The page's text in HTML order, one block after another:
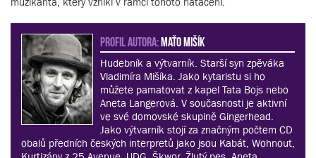
PROFIL AUTORA:Maťo Mišík
Hudebník a výtvarník. Starší syn zpěváka
Vladimíra Mišíka. Jako kytaristu si ho
můžete pamatovat z kapel Tata Bojs nebo
Aneta Langerová. V současnosti je aktivní
ve své domovské skupině Gingerhead.
Jako výtvarník stojí za značným počtem CD
obalů předních českých interpretů jako jsou Kabát, Wohnout,